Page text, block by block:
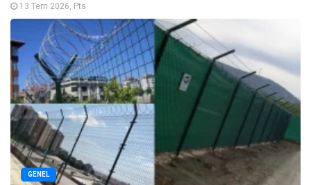
13 Tem 2026, Pts
GENEL